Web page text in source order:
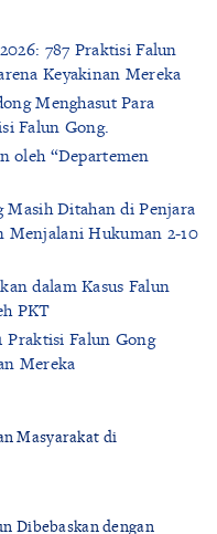
787 Praktisi Falun
Keyakinan Mereka
Menghasut Para
Falun Gong.
oleh “Departemen
Masih Ditahan di Penjara
Menjalani Hukuman 2-10
dalam Kasus Falun
PKT
Praktisi Falun Gong
Mereka
Masyarakat di
Dibebaskan dengan